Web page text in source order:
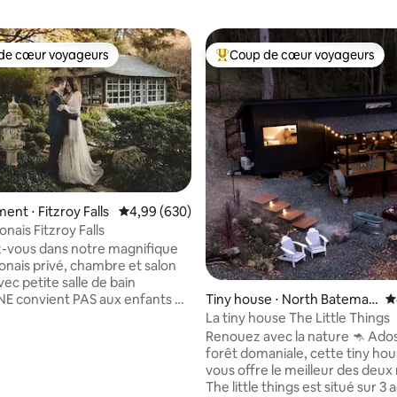
base de 177 commentaires : 4,93 sur 5
cœur voyageurs les plus appréciés
cœur voyageurs
⋅ Fitzroy Falls Évaluation moyenne sur la base de 630
4,99 (630)
Fitzroy Falls
vous dans notre magnifique
privé, chambre et salon
petite salle de bain
convient PAS aux enfants ni
Coups de cœur voyageurs les
Coup de cœur voyageurs
Tiny house ⋅ North Bateman
s Bay
La tiny house The Little Things
Renouez avec la nature 🦘
forêt domaniale, cette tiny
vous offre le meilleur des deux
The little things est situé sur 3